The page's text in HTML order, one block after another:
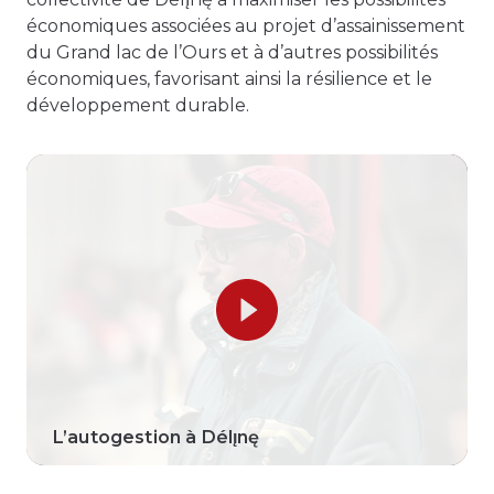
économiques associées au projet d’assainissement
du Grand lac de l’Ours et à d’autres possibilités
économiques, favorisant ainsi la résilience et le
développement durable.
L’autogestion à Délı̨nę